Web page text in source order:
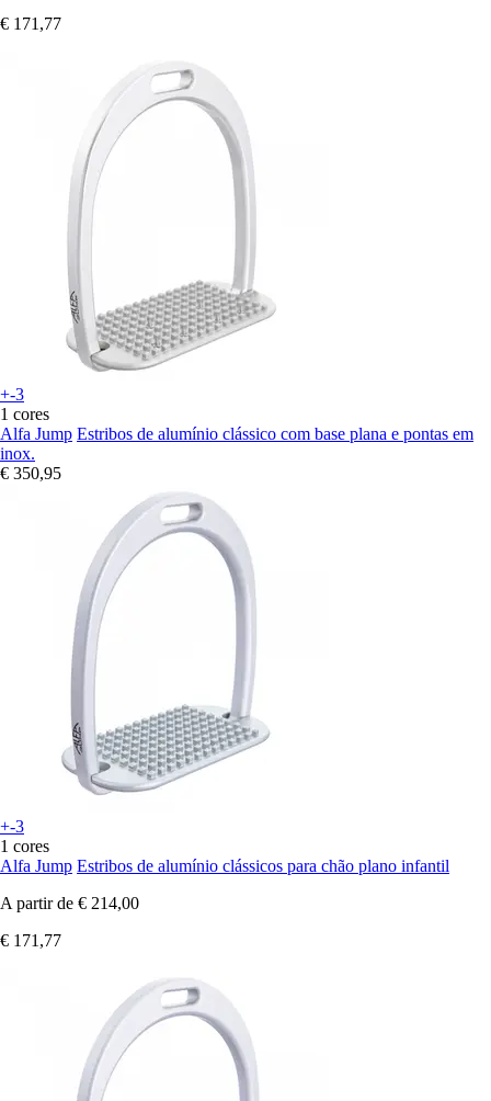
€ 171,77
+-3
1 cores
Alfa Jump Estribos de alumínio clássico com base plana e pontas em
inox.
€ 350,95
+-3
1 cores
Alfa Jump Estribos de alumínio clássicos para chão plano infantil
A partir de € 214,00
€ 171,77